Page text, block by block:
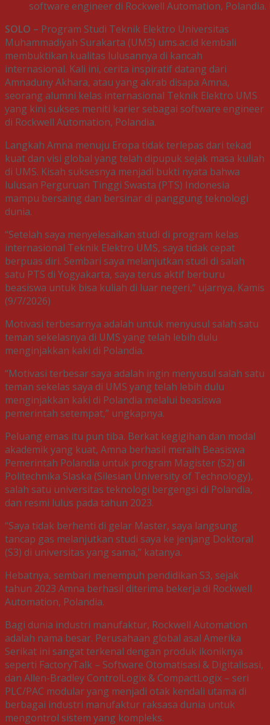
software engineer di Rockwell Automation, Polandia.
SOLO – Program Studi Teknik Elektro Universitas
Muhammadiyah Surakarta (UMS) ums.ac.id kembali
membuktikan kualitas lulusannya di kancah
internasional. Kali ini, cerita inspiratif datang dari
Amnaduny Akhara, atau yang akrab disapa Amna,
seorang alumni kelas internasional Teknik Elektro UMS
yang kini sukses meniti karier sebagai software engineer
di Rockwell Automation, Polandia.
Langkah Amna menuju Eropa tidak terlepas dari tekad
kuat dan visi global yang telah dipupuk sejak masa kuliah
di UMS. Kisah suksesnya menjadi bukti nyata bahwa
lulusan Perguruan Tinggi Swasta (PTS) Indonesia
mampu bersaing dan bersinar di panggung teknologi
dunia.
“Setelah saya menyelesaikan studi di program kelas
internasional Teknik Elektro UMS, saya tidak cepat
berpuas diri. Sembari saya melanjutkan studi di salah
satu PTS di Yogyakarta, saya terus aktif berburu
beasiswa untuk bisa kuliah di luar negeri,” ujarnya, Kamis
(9/7/2026)
Motivasi terbesarnya adalah untuk menyusul salah satu
teman sekelasnya di UMS yang telah lebih dulu
menginjakkan kaki di Polandia.
“Motivasi terbesar saya adalah ingin menyusul salah satu
teman sekelas saya di UMS yang telah lebih dulu
menginjakkan kaki di Polandia melalui beasiswa
pemerintah setempat,” ungkapnya.
Peluang emas itu pun tiba. Berkat kegigihan dan modal
akademik yang kuat, Amna berhasil meraih Beasiswa
Pemerintah Polandia untuk program Magister (S2) di
Politechnika Slaska (Silesian University of Technology),
salah satu universitas teknologi bergengsi di Polandia,
dan resmi lulus pada tahun 2023.
“Saya tidak berhenti di gelar Master, saya langsung
tancap gas melanjutkan studi saya ke jenjang Doktoral
(S3) di universitas yang sama,” katanya.
Hebatnya, sembari menempuh pendidikan S3, sejak
tahun 2023 Amna berhasil diterima bekerja di Rockwell
Automation, Polandia.
Bagi dunia industri manufaktur, Rockwell Automation
adalah nama besar. Perusahaan global asal Amerika
Serikat ini sangat terkenal dengan produk ikoniknya
seperti FactoryTalk – Software Otomatisasi & Digitalisasi,
dan Allen-Bradley ControlLogix & CompactLogix – seri
PLC/PAC modular yang menjadi otak kendali utama di
berbagai industri manufaktur raksasa dunia untuk
mengontrol sistem yang kompleks.